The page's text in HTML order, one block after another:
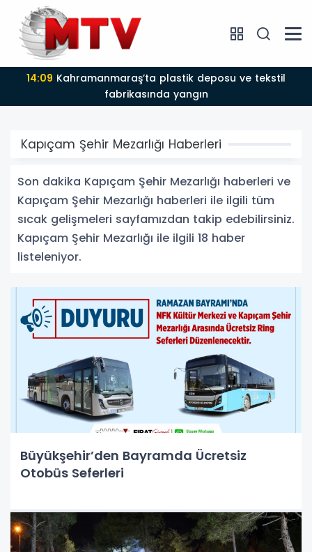
14:09
fabrikasında yangın
Kapıçam Şehir Mezarlığı Haberleri
Son dakika Kapıçam Şehir Mezarlığı haberleri ve
Kapıçam Şehir Mezarlığı haberleri ile ilgili tüm
sıcak gelişmeleri sayfamızdan takip edebilirsiniz.
Kapıçam Şehir Mezarlığı ile ilgili 18 haber
listeleniyor.
Büyükşehir’den Bayramda Ücretsiz
Otobüs Seferleri